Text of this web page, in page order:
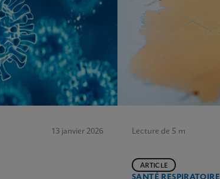
13 janvier 2026 Lecture de 5 m
ARTICLE